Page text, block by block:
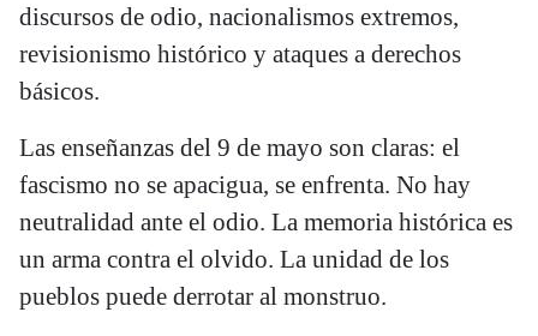
discursos de odio, nacionalismos extremos,
revisionismo histórico y ataques a derechos
básicos.
Las enseñanzas del 9 de mayo son claras: el
fascismo no se apacigua, se enfrenta. No hay
neutralidad ante el odio. La memoria histórica es
un arma contra el olvido. La unidad de los
pueblos puede derrotar al monstruo.